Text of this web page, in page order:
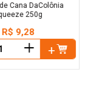
Cana DaColônia
250g
R$ 9,28
＋